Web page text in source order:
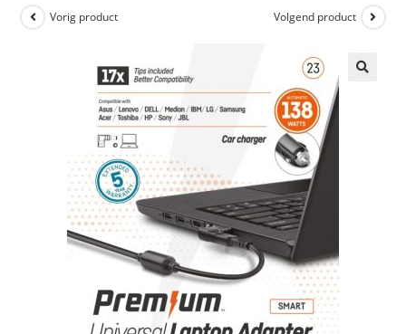
Vorig product Volgend product